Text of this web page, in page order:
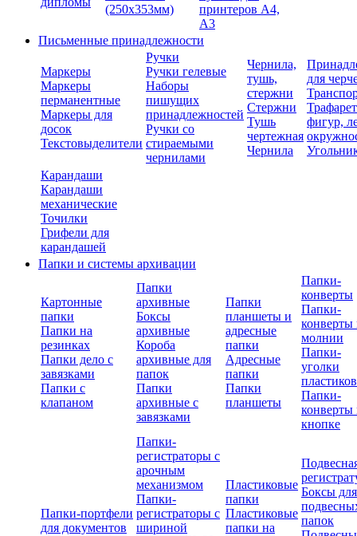
(250х353мм)
принтеров А4,
А3
Письменные принадлежности
Маркеры
Маркеры
перманентные
Маркеры для
досок
Текстовыделители
Ручки
Ручки гелевые
Наборы
пишущих
принадлежностей
Ручки со
стираемыми
чернилами
Чернила,
тушь,
стержни
Стержни
Тушь
чертежная
Чернила
для
фигур,
Карандаши
Карандаши
механические
Точилки
Грифели для
карандашей
Папки и системы архивации
Картонные
папки
Папки на
резинках
Папки дело с
завязками
Папки с
клапаном
Папки
архивные
Боксы
архивные
Короба
архивные для
папок
Папки
архивные с
завязками
Папки
планшеты и
адресные
папки
Адресные
папки
Папки
планшеты
Папки-
конверты
Папки-
конверты
молнии
Папки-
уголки
Папки-
конверты
кнопке
Папки-портфели
для документов
Папки-
регистраторы с
арочным
механизмом
Папки-
регистраторы с
шириной
Пластиковые
папки
Пластиковые
папки на
Боксы для
папок